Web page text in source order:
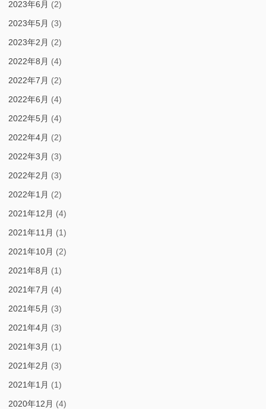
2023年6月 (2)
2023年5月 (3)
2023年2月 (2)
2022年8月 (4)
2022年7月 (2)
2022年6月 (4)
2022年5月 (4)
2022年4月 (2)
2022年3月 (3)
2022年2月 (3)
2022年1月 (2)
2021年12月 (4)
2021年11月 (1)
2021年10月 (2)
2021年8月 (1)
2021年7月 (4)
2021年5月 (3)
2021年4月 (3)
2021年3月 (1)
2021年2月 (3)
2021年1月 (1)
2020年12月 (4)